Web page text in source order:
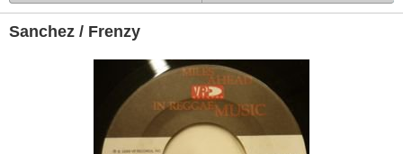
Sanchez / Frenzy